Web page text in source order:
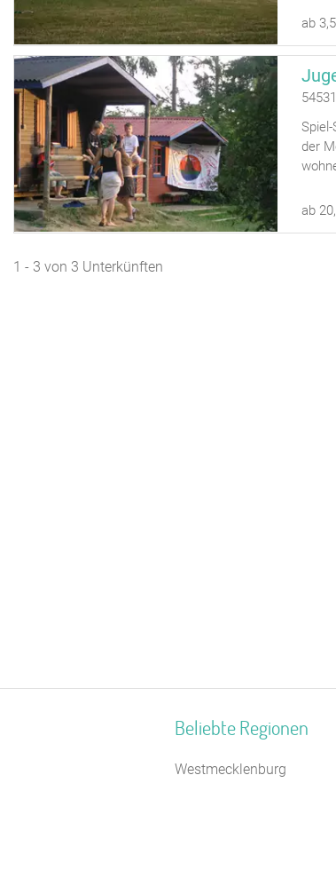
ab
der
ab
1 - 3 von 3 Unterkünften
Beliebte Regionen
Westmecklenburg